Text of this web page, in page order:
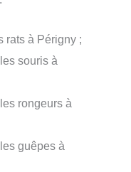
rats à Périgny ;
souris à
rongeurs à
guêpes à